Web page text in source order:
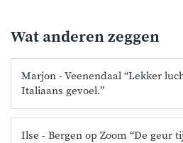
Wat anderen zeggen
Marjon - Veenendaal “Lekker
Italiaans gevoel.”
Ilse - Bergen op Zoom “De geur